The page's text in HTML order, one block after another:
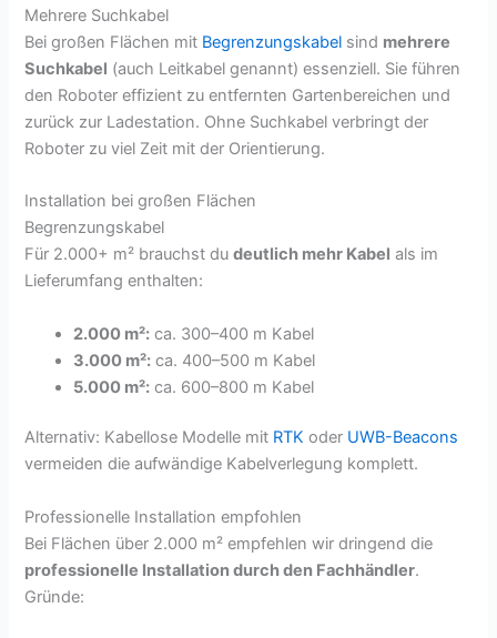
Mehrere Suchkabel
Bei großen Flächen mit Begrenzungskabel sind mehrere
Suchkabel (auch Leitkabel genannt) essenziell. Sie führen
den Roboter effizient zu entfernten Gartenbereichen und
zurück zur Ladestation. Ohne Suchkabel verbringt der
Roboter zu viel Zeit mit der Orientierung.
Installation bei großen Flächen
Begrenzungskabel
Für 2.000+ m² brauchst dudeutlich mehr Kabel als im
Lieferumfang enthalten:
2.000 m²: ca. 300–400 m Kabel
3.000 m²: ca. 400–500 m Kabel
5.000 m²: ca. 600–800 m Kabel
Alternativ: Kabellose Modelle mit RTK oder UWB-Beacons
vermeiden die aufwändige Kabelverlegung komplett.
Professionelle Installation empfohlen
Bei Flächen über 2.000 m² empfehlen wir dringend die
professionelle Installation durch den Fachhändler.
Gründe: